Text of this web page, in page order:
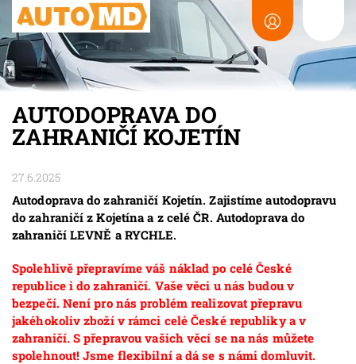
AUTODOPRAVA DO
ZAHRANIČÍ KOJETÍN
27.6.2025
Autodoprava do zahraničí Kojetín. Zajistíme autodopravu
do zahraničí z Kojetína a z celé ČR. Autodoprava do
zahraničí LEVNĚ a RYCHLE.
Spolehlivě přepravíme váš náklad po celé České
republice i do zahraničí. Vaše věci u nás budou v
bezpečí. Není pro nás problém realizovat přepravu
jakéhokoliv zboží v rámci celé České republiky a v
zahraničí. S přepravou vašich věcí se na nás můžete
spolehnout! Jsme flexibilní a dá se s námi domluvit.